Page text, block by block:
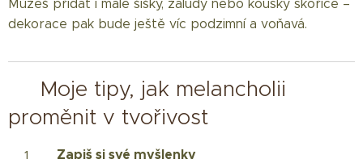
Můžeš přidat i malé šišky, žaludy nebo kousky skořice –
dekorace pak bude ještě víc podzimní a voňavá.
✨ Moje tipy, jak melancholii
proměnit v tvořivost
Zapiš si své myšlenky